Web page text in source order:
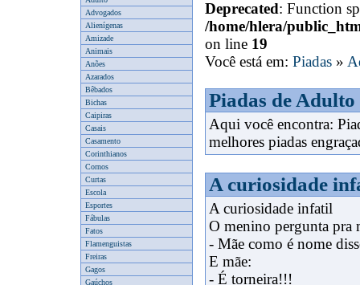
Advogados
Alienígenas
Amizade
Animais
Anões
Azarados
Bêbados
Bichas
Caipiras
Casais
Casamento
Corinthianos
Cornos
Curtas
Escola
Esportes
Fábulas
Fatos
Flamenguistas
Freiras
Gagos
Gaúchos
Deprecated: Function
/home/hlera/
on line 19
Você está em: Piadas »
Piadas de Adulto
Aqui você encontra:
melhores piadas
A curiosidade
A curiosidade infatil
O menino pergunta pra
- Mãe como é nome
E mãe:
- É torneira!!!